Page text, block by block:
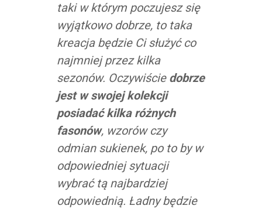
taki w którym poczujesz się
wyjątkowo dobrze, to taka
kreacja będzie Ci służyć co
najmniej przez kilka
sezonów. Oczywiście dobrze
jest w swojej kolekcji
posiadać kilka różnych
fasonów, wzorów czy
odmian sukienek, po to by w
odpowiedniej sytuacji
wybrać tą najbardziej
odpowiednią. Ładny będzie